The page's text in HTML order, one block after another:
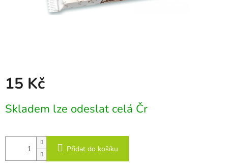
15 Kč
cena:
Skladem lze odeslat celá Čr
Přidat do košíku